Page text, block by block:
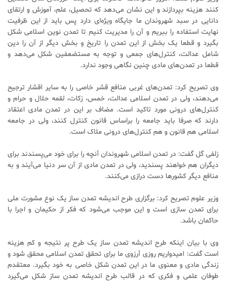
کنند هزینه بپردازند و این نشان می‌دهد که تحصیل، علم، آموزش و ارتقای
دانایی در سبد شهروندان ما جایگاه ویژه‌ای دارد پس باید از این ظرفیت
نهایت استفاده را ببریم و آن را مدیریت کنیم تا تمدن نوین اسلامی شکل
بگیرد و قطعا یک بخش از این تمدن را تاریخ و بخش دیگر از آن را دین
شامل عدالت، کنترل‌های جمعی و توجه به مستضعفین شکل می‌دهد و
قطعا در تمدن‌های مادی چنین نگاهی وجود ندارد.
وی تصریح کرد: تمدن‌های غربی منافع قشر خاصی را به سایر اقشار ترجیح
می‌دهند، ولی در تمدن اسلامی عدالت، خمس، زکات، لقمه حلال و حرام و
کنترل‌های درونی مورد تاکید است. مضاف بر این در تمدن مادی اعتقاد
دارند که صرفا باید جامعه را براساس قانون کنترل کنند، ولی در جامعه
اسلامی هم قانون و هم کنترل‌های درونی ملاک است.
زلفی گل گفت: در تمدن اسلامی شهروندان آنچه را برای خود می‌پسندند برای
دیگران هم خواهند پسندید، ولی در تمدن مادی از آن سر دنیا می‌آیند و به
منافع دیگر کشور‌ها دست درازی می‌کنند.
وزیر علوم تصریح کرد: برگزاری طرح اندیشه تمدن ساز یک نوع مشورت ملی
برای تمدن سازی است و این موجب می‌شود که فکر از حکیمان و اجرا با
حاکمان باشد.
وی با بیان اینکه طرح اندیشه تمدن ساز یک طرح پر نتیجه و کم هزینه
است گفت: امیدواریم روزی آرزوی ما برای تحقق تمدن اسلامی محقق شود و
زندگی مادی و معنوی ما در این تمدن شکل خاصی به خود بگیرد. معتقدم
طوفان علمی و فکری که در قالب طرح اندیشه تمدن ساز شکل می‌گیرد